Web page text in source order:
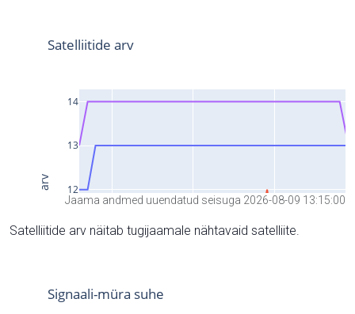
Jaama andmed uuendatud seisuga 2026-08-09 13:15:00
Satelliitide arv näitab tugijaamale nähtavaid satelliite.